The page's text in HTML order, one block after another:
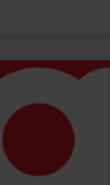
trakcie trwania